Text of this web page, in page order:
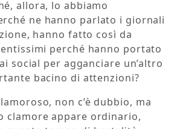
allora, lo abbiamo
ne hanno parlato i giornali
hanno fatto così da
perché hanno portato
social per agganciare un’altro
bacino di attenzioni?
non c’è dubbio, ma
clamore appare ordinario,